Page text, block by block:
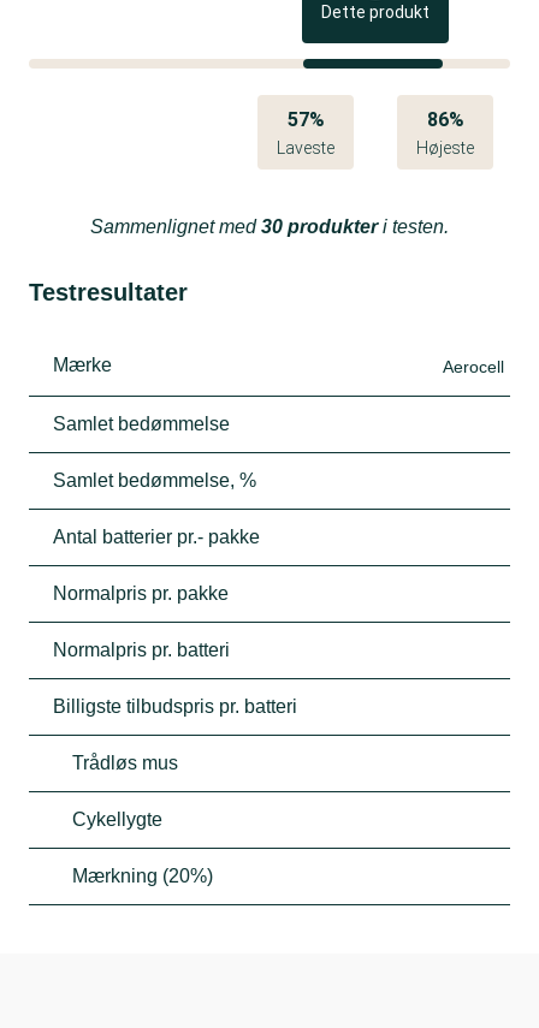
Dette produkt
57%
Laveste
86%
Højeste
Sammenlignet med30 produkteri testen.
Testresultater
Mærke Aerocell
Samlet bedømmelse
Samlet bedømmelse, %
Antal batterier pr.- pakke
Normalpris pr. pakke
Normalpris pr. batteri
Billigste tilbudspris pr. batteri
Trådløs mus
Cykellygte
Mærkning (20%)